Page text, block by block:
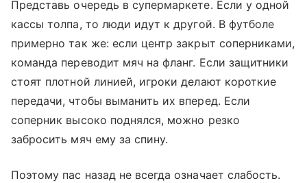
Представь очередь в супермаркете. Если у одной
кассы толпа, то люди идут к другой. В футболе
примерно так же: если центр закрыт соперниками,
команда переводит мяч на фланг. Если защитники
стоят плотной линией, игроки делают короткие
передачи, чтобы выманить их вперед. Если
соперник высоко поднялся, можно резко
забросить мяч ему за спину.
Поэтому пас назад не всегда означает слабость.